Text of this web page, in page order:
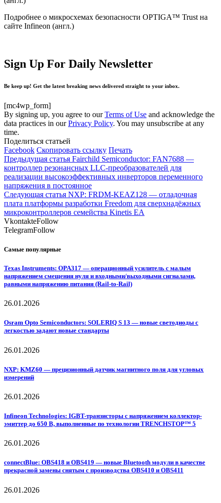
Подробнее о микросхемах безопасности OPTIGA™ Trust на
сайте Infineon (англ.)
Sign Up For Daily Newsletter
Be keep up! Get the latest breaking news delivered straight to your inbox.
[mc4wp_form]
By signing up, you agree to ourTerms of Use and acknowledge the
data practices in ourPrivacy Policy. You may unsubscribe at any
time.
Поделиться статьей
Facebook Скопировать ссылку Печать
Предыдущая статья Fairchild Semiconductor: FAN7688 —
контроллер резонансных LLC-преобразователей для
реализации высокоэффективных инверторов переменного
напряжения в постоянное
Следующая статья NXP: FRDM-KEAZ128 — отладочная
плата платформы разработки Freedom для сверхнадёжных
микроконтроллеров семейства Kinetis EA
VkontakteFollow
TelegramFollow
Самые популярные
Texas Instruments: OPA317 — операционный усилитель с малым
напряжением смещения нуля и входными/выходными сигналами,
равными напряжению питания (Rail-to-Rail)
26.01.2026
Osram Opto Semiconductors: SOLERIQ S 13 — новые светодиоды с
легкостью задают новые стандарты
26.01.2026
NXP: KMZ60 — прецизионный датчик магнитного поля для угловых
измерений
26.01.2026
Infineon Technologies: IGBT-транзисторы с напряжением коллектор-
эмиттер до 650 В, выполненные по технологии TRENCHSTOP™ 5
26.01.2026
connectBlue: OBS418 и OBS419 — новые Bluetooth модули в качестве
прекрасной замены снятым с производства OBS410 и OBS411
26.01.2026